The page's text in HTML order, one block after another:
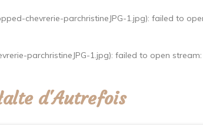
chevrerie-parchristineJPG-1.jpg): failed to
parchristineJPG-1.jpg): failed to open
d'Autrefois